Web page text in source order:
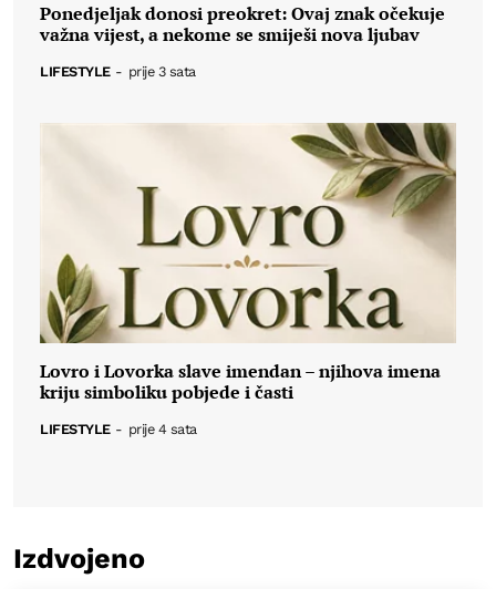
Ponedjeljak donosi preokret: Ovaj znak očekuje
važna vijest, a nekome se smiješi nova ljubav
LIFESTYLE - prije 3 sata
Lovro i Lovorka slave imendan – njihova imena
kriju simboliku pobjede i časti
LIFESTYLE - prije 4 sata
Izdvojeno